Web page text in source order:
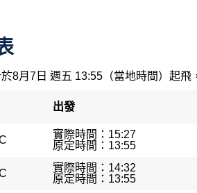
8月7日 週五 13:55（當地時間）起
出發
實際時間：15:27
原定時間：13:55
實際時間：14:32
原定時間：13:55